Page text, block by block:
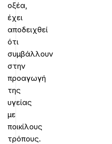
οξέα,
έχει
αποδειχθεί
ότι
συμβάλλουν
στην
προαγωγή
της
υγείας
με
ποικίλους
τρόπους.